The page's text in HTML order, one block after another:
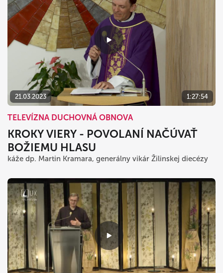
21.03.2023 1:27:54
TELEVÍZNA DUCHOVNÁ OBNOVA
KROKY VIERY - POVOLANÍ NAČÚVAŤ
BOŽIEMU HLASU
káže dp. Martin Kramara, generálny vikár Žilinskej diecézy